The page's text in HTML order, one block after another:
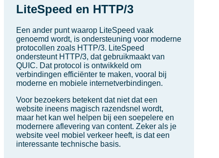
LiteSpeed en HTTP/3
Een ander punt waarop LiteSpeed vaak
genoemd wordt, is ondersteuning voor moderne
protocollen zoals HTTP/3. LiteSpeed
ondersteunt HTTP/3, dat gebruikmaakt van
QUIC. Dat protocol is ontwikkeld om
verbindingen efficiënter te maken, vooral bij
moderne en mobiele internetverbindingen.
Voor bezoekers betekent dat niet dat een
website ineens magisch razendsnel wordt,
maar het kan wel helpen bij een soepelere en
modernere aflevering van content. Zeker als je
website veel mobiel verkeer heeft, is dat een
interessante technische basis.